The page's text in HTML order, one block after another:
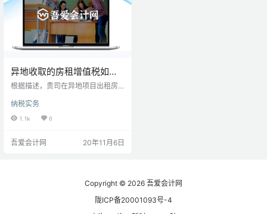
异地收取的房租增值税如何
缴纳？
根据描述，贵司在异地项目出租房
（不在同一省市）。 那么，租金增
值税在项目所在地预交，附加税也
般纳税人应该也可以选择回公司开
在预缴时缴纳的税率，小规模纳税
纳税实务
1.1k 0
吾爱会计网 20年11月6日
Copyright © 2026 吾爱会计网
陇ICP备20001093号-4